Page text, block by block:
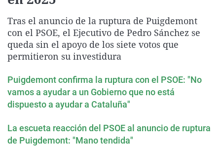
Gente viajera
Como el perro y el
Retornados
Equipo de
Galicia
La Rioja
País Vasco
Televisión
Elecciones
Tras el anuncio de la ruptura de Puigdemont
con el PSOE, el Ejecutivo de Pedro Sánchez se
queda sin el apoyo de los siete votos que
permitieron su investidura
Puigdemont confirma la ruptura con el PSOE: "No
vamos a ayudar a un Gobierno que no está
dispuesto a ayudar a Cataluña"
La escueta reacción del PSOE al anuncio de ruptura
de Puigdemont: "Mano tendida"